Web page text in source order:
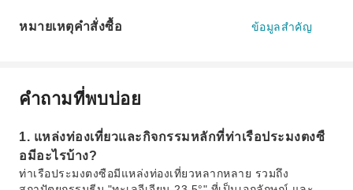
หมายเหตุคำสั่งซื้อ ข้อมูลสำคัญ
คำถามที่พบบ่อย
1. แหล่งท่องเที่ยวและกิจกรรมหลักที่ท่าเรือประมงตงซื
อมีอะไรบ้าง?
ท่าเรือประมงตงซือมีแหล่งท่องเที่ยวหลากหลาย รวมถึง